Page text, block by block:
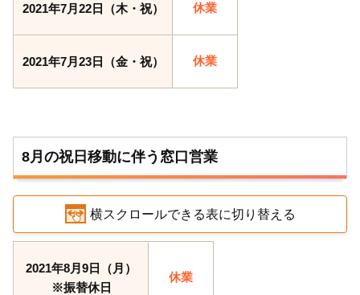
2021年7月22日（木・祝） 休業
2021年7月23日（金・祝） 休業
8月の祝日移動に伴う窓口営業
横スクロールできる表に切り替える
2021年8月9日（月）
※振替休日
休業